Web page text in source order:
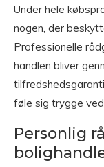
Under hele
nogen, der
Professionelle
handlen bliver
føle sig trygge
Personlig